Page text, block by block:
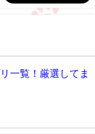
一覧！厳選してま